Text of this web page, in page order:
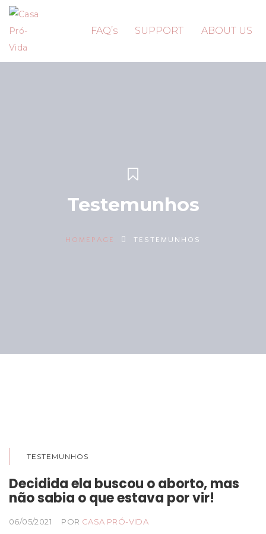
FAQ’s SUPPORT ABOUT US
Testemunhos
HOMEPAGE TESTEMUNHOS
TESTEMUNHOS
Decidida ela buscou o aborto, mas
não sabia o que estava por vir!
06/05/2021 POR CASA PRÓ-VIDA